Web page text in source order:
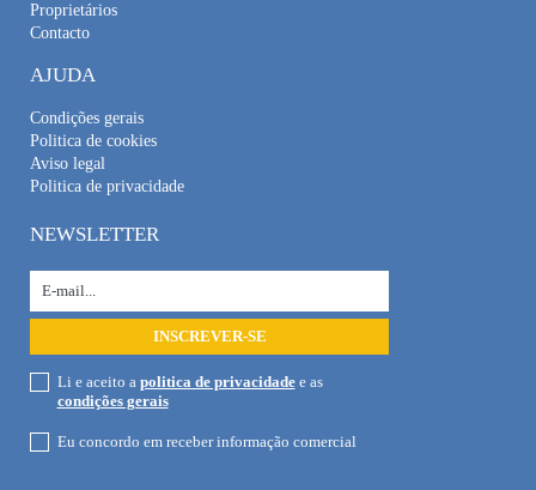
Proprietários
Contacto
AJUDA
Condições gerais
Politica de cookies
Aviso legal
Politica de privacidade
NEWSLETTER
Li e aceito a politica de privacidadee as
condições gerais
Eu concordo em receber informação comercial